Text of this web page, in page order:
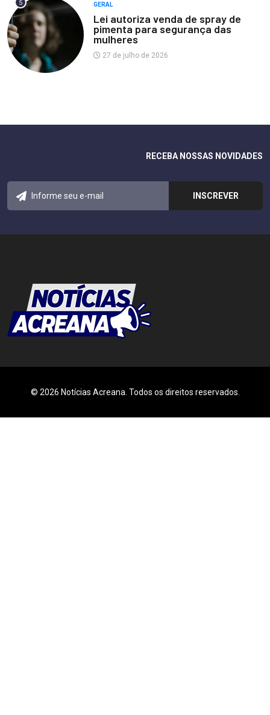
5 GERAL
Lei autoriza venda de spray de
pimenta para segurança das
mulheres
27 de julho de 2026
RECEBA NOSSAS NOVIDADES
© 2026 Notícias Acreana. Todos os direitos reservados.